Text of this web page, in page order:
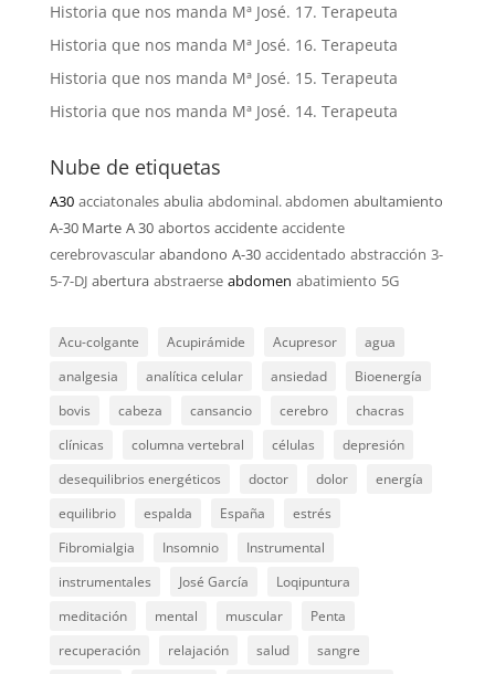
Historia que nos manda Mª José. 17. Terapeuta
Historia que nos manda Mª José. 16. Terapeuta
Historia que nos manda Mª José. 15. Terapeuta
Historia que nos manda Mª José. 14. Terapeuta
Nube de etiquetas
A30 acciatonales abulia abdominal. abdomen abultamiento
A-30 Marte A 30 abortos accidente accidente
cerebrovascular abandono A-30 accidentado abstracción 3-
5-7-DJ abertura abstraerse abdomen abatimiento 5G
Acu-colgante Acupirámide Acupresor
agua
analgesia
analítica celular ansiedad
Bioenergía
bovis
cabeza cansancio cerebro
chacras
clínicas
columna vertebral células
depresión
desequilibrios energéticos
doctor dolor
energía
equilibrio
espalda España
estrés
Fibromialgia
Insomnio
Instrumental
instrumentales
José García
Loqipuntura
meditación
mental muscular
Penta
recuperación
relajación salud
sangre